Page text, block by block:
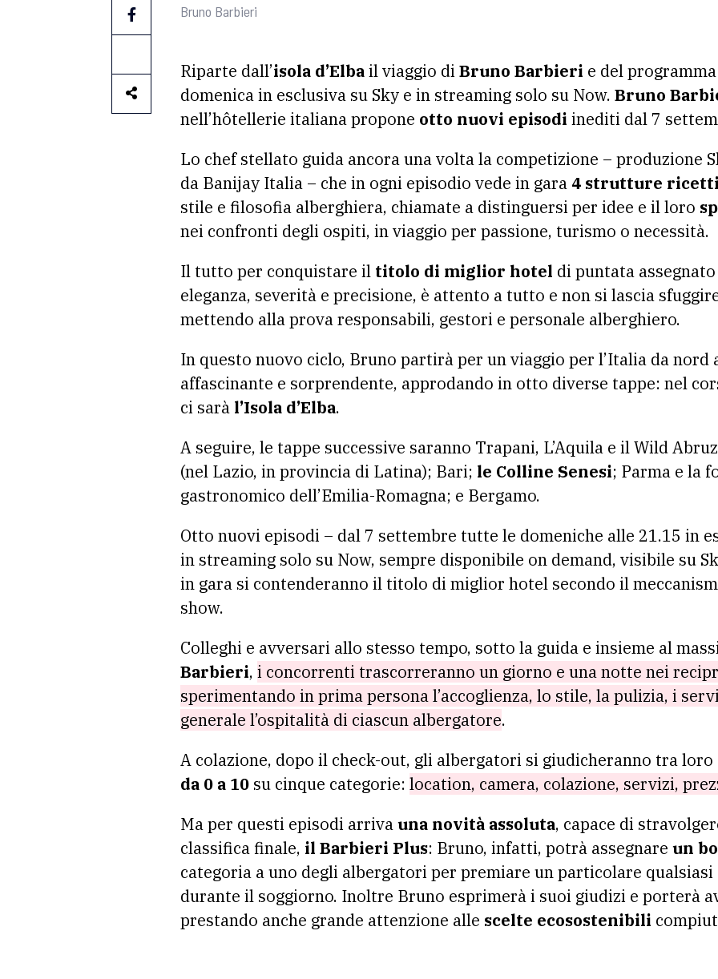
Bruno Barbieri
Riparte dall’isola d’Elbail viaggio di Bruno Barbieri e del
domenica in esclusiva su Sky e in streaming solo su Now. Bruno
nell’hôtellerie italiana propone otto nuovi episodi inediti dal 7
Lo chef stellato guida ancora una volta la competizione – produzione
da Banijay Italia – che in ogni episodio vede in gara 4 strutture
stile e filosofia alberghiera, chiamate a distinguersi per idee e il loro
nei confronti degli ospiti, in viaggio per passione, turismo o necessità.
Il tutto per conquistare il titolo di miglior hotel di puntata
eleganza, severità e precisione, è attento a tutto e non si lascia
mettendo alla prova responsabili, gestori e personale alberghiero.
In questo nuovo ciclo, Bruno partirà per un viaggio per l’Italia da nord
affascinante e sorprendente, approdando in otto diverse tappe: nel
ci sarà l’Isola d’Elba.
A seguire, le tappe successive saranno Trapani, L’Aquila e il Wild
(nel Lazio, in provincia di Latina); Bari; le Colline Senesi; Parma e la
gastronomico dell’Emilia-Romagna; e Bergamo.
Otto nuovi episodi – dal 7 settembre tutte le domeniche alle 21.15 in
in streaming solo su Now, sempre disponibile on demand, visibile su
in gara si contenderanno il titolo di miglior hotel secondo il
show.
Colleghi e avversari allo stesso tempo, sotto la guida e insieme al
Barbieri, i concorrenti trascorreranno un giorno e una notte nei
sperimentando in prima persona l’accoglienza, lo stile, la pulizia, i
generale l’ospitalità di ciascun albergatore.
A colazione, dopo il check-out, gli albergatori si giudicheranno tra loro
da 0 a 10 su cinque categorie: location, camera, colazione, servizi,
Ma per questi episodi arrivauna novità assoluta, capace di
classifica finale, il Barbieri Plus: Bruno, infatti, potrà assegnare un
categoria a uno degli albergatori per premiare un particolare
durante il soggiorno. Inoltre Bruno esprimerà i suoi giudizi e porterà
prestando anche grande attenzione alle scelte ecosostenibili